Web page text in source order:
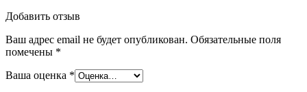
Добавить отзыв
Ваш адрес email не будет опубликован. Обязательные поля
помечены *
Ваша оценка *